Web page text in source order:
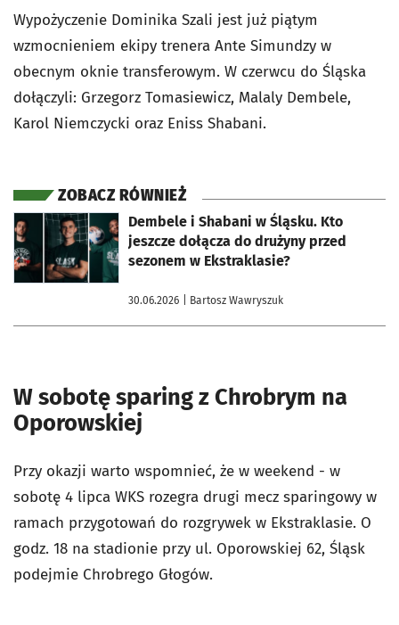
Wypożyczenie Dominika Szali jest już piątym
wzmocnieniem ekipy trenera Ante Simundzy w
obecnym oknie transferowym. W czerwcu do Śląska
dołączyli: Grzegorz Tomasiewicz, Malaly Dembele,
Karol Niemczycki oraz Eniss Shabani.
ZOBACZ RÓWNIEŻ
Dembele i Shabani w Śląsku. Kto
jeszcze dołącza do drużyny przed
sezonem w Ekstraklasie?
30.06.2026 | Bartosz Wawryszuk
otworzy się w nowej karcie
W sobotę sparing z Chrobrym na
Oporowskiej
Przy okazji warto wspomnieć, że w weekend - w
sobotę 4 lipca WKS rozegra drugi mecz sparingowy w
ramach przygotowań do rozgrywek w Ekstraklasie. O
godz. 18 na stadionie przy ul. Oporowskiej 62, Śląsk
podejmie Chrobrego Głogów.